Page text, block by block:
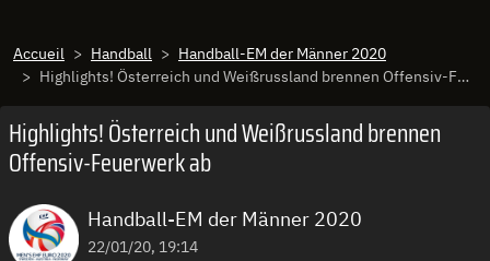
Accueil Handball
Handball-EM der Männer 2020
Highlights! Österreich und Weißrussland brennen Offensiv-Feuerwerk ab
Highlights! Österreich und Weißrussland brennen
Offensiv-Feuerwerk ab
Handball-EM der Männer 2020
22/01/20, 19:14